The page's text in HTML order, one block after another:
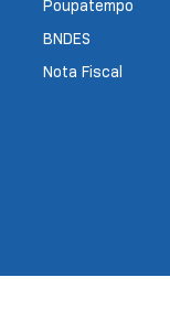
Poupatempo
BNDES
Nota Fiscal